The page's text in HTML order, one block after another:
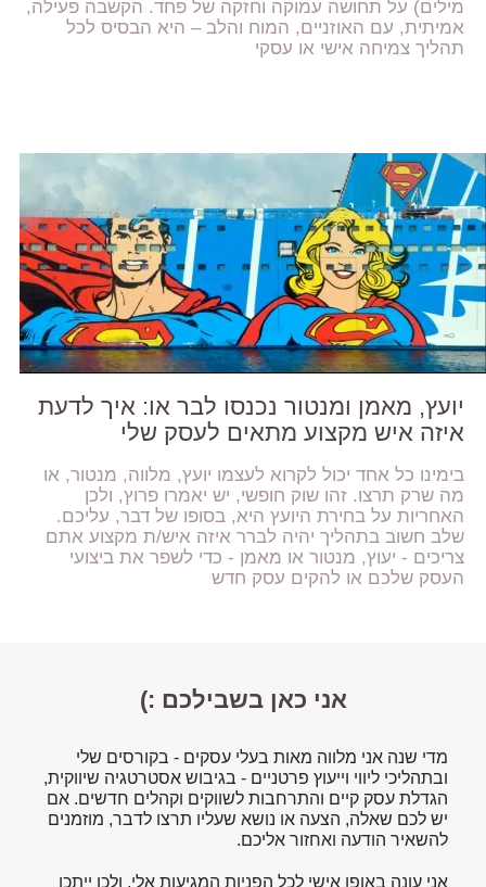
מילים) על תחושה עמוקה וחזקה של פחד. הקשבה פעילה,
אמיתית, עם האוזניים, המוח והלב – היא הבסיס לכל
תהליך צמיחה אישי או עסקי
יועץ, מאמן ומנטור נכנסו לבר או: איך לדעת
איזה איש מקצוע מתאים לעסק שלי
בימינו כל אחד יכול לקרוא לעצמו יועץ, מלווה, מנטור, או
מה שרק תרצו. זהו שוק חופשי, יש יאמרו פרוץ, ולכן
האחריות על בחירת היועץ היא, בסופו של דבר, עליכם.
שלב חשוב בתהליך יהיה לברר איזה איש/ת מקצוע אתם
צריכים - יעוץ, מנטור או מאמן - כדי לשפר את ביצועי
העסק שלכם או להקים עסק חדש
אני כאן בשבילכם :)
מדי שנה אני מלווה מאות בעלי עסקים - בקורסים שלי
ובתהליכי ליווי וייעוץ פרטניים - בגיבוש אסטרטגיה שיווקית,
הגדלת עסק קיים והתרחבות לשווקים וקהלים חדשים. אם
יש לכם שאלה, הצעה או נושא שעליו תרצו לדבר, מוזמנים
להשאיר הודעה ואחזור אליכם.
אני עונה באופן אישי לכל הפניות המגיעות אלי, ולכן ייתכן